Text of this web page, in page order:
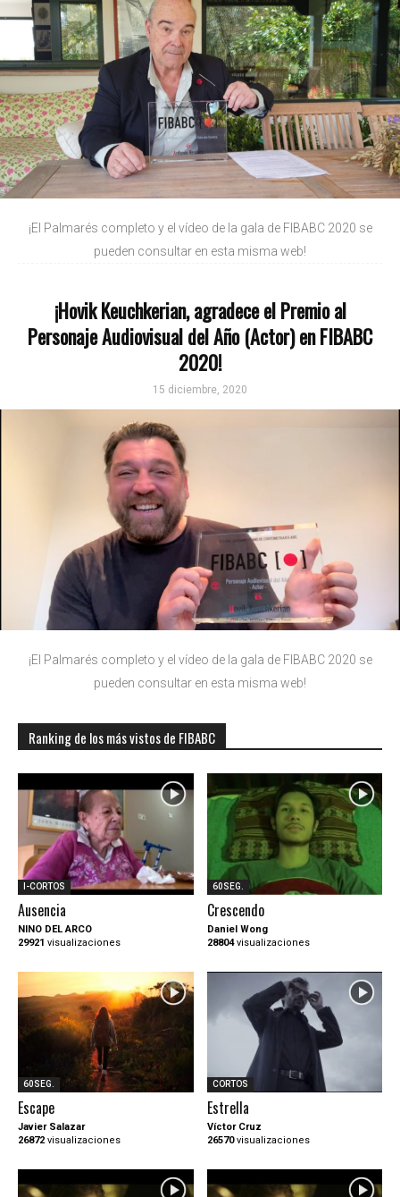
¡El Palmarés completo y el vídeo de la gala de FIBABC 2020 se
pueden consultar en esta misma web!
¡Hovik Keuchkerian, agradece el Premio al
Personaje Audiovisual del Año (Actor) en FIBABC
2020!
15 diciembre, 2020
¡El Palmarés completo y el vídeo de la gala de FIBABC 2020 se
pueden consultar en esta misma web!
Ranking de los más vistos de FIBABC
I-CORTOS
Ausencia
NINO DEL ARCO
29921 visualizaciones
60SEG.
Crescendo
Daniel Wong
28804visualizaciones
60SEG.
Escape
Javier Salazar
26872 visualizaciones
CORTOS
Estrella
Víctor Cruz
26570visualizaciones